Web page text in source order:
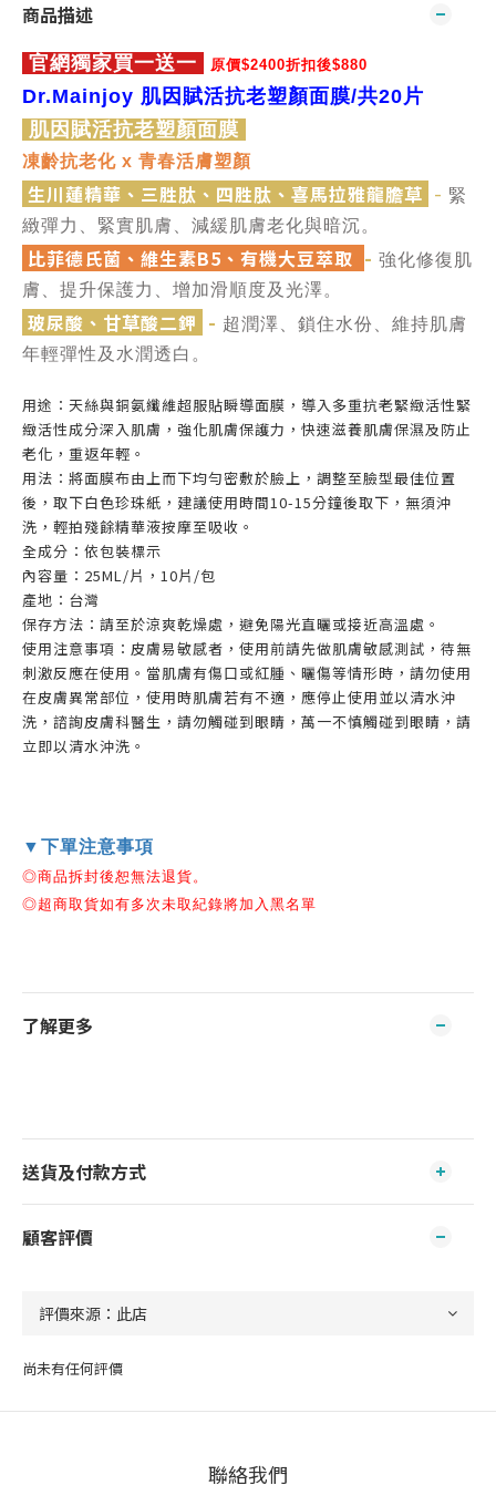
商品描述
官網獨家買一送一 原價$2400折扣後$880
Dr.Mainjoy 肌因賦活抗老塑顏面膜/共20片
肌因賦活抗老塑顏面膜
凍齡抗老化 x 青春活膚塑顏
生川蓮精華、三胜肽、四胜肽、喜馬拉雅龍膽草 - 緊
緻彈力、緊實肌膚、減緩肌膚老化與暗沉。
比菲德氏菌、維生素B5、有機大豆萃取 - 強化修復肌
膚、提升保護力、增加滑順度及光澤。
玻尿酸、甘草酸二鉀 - 超潤澤、鎖住水份、維持肌膚
年輕彈性及水潤透白。
用途：天絲與銅氨纖維超服貼瞬導面膜，導入多重抗老緊緻活性緊
緻活性成分深入肌膚，強化肌膚保護力，快速滋養肌膚保濕及防止
老化，重返年輕。
用法：將面膜布由上而下均勻密敷於臉上，調整至臉型最佳位置
後，取下白色珍珠紙，建議使用時間10-15分鐘後取下，無須沖
洗，輕拍殘餘精華液按摩至吸收。
全成分：依包裝標示
內容量：25ML/片，10片/包
產地：台灣
保存方法：請至於涼爽乾燥處，避免陽光直曬或接近高溫處。
使用注意事項：皮膚易敏感者，使用前請先做肌膚敏感測試，待無
刺激反應在使用。當肌膚有傷口或紅腫、曬傷等情形時，請勿使用
在皮膚異常部位，使用時肌膚若有不適，應停止使用並以清水沖
洗，諮詢皮膚科醫生，請勿觸碰到眼睛，萬一不慎觸碰到眼睛，請
立即以清水沖洗。
▼下單注意事項
◎商品拆封後恕無法退貨。
◎超商取貨如有多次未取紀錄將加入黑名單
了解更多
送貨及付款方式
顧客評價
尚未有任何評價
聯絡我們